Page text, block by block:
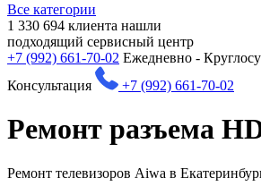
Все категории
1 330 694 клиента нашли
подходящий сервисный центр
+7 (992) 661-70-02 Ежедневно -
Консультация
+7 (992) 661-70-02
Ремонт разъема
Ремонт телевизоров Aiwa в